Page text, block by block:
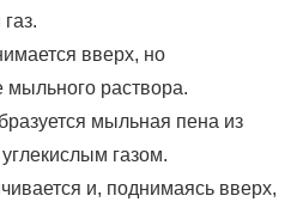
вверх, но
мыльного раствора.
мыльная пена из
газом.
и, поднимаясь вверх,